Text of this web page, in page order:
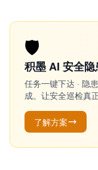
🛡️
积墨 AI 安全
任务一键下达 · 隐
成。让安全巡检真
了解方案